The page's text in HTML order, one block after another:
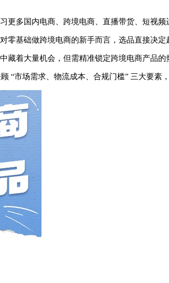
更多国内电商、跨境电商、直播带货、短视
对零基础做跨境电商的新手而言，选品直接决定
藏着大量机会，但需精准锁定跨境电商产品的
“市场需求、物流成本、合规门槛” 三大要素